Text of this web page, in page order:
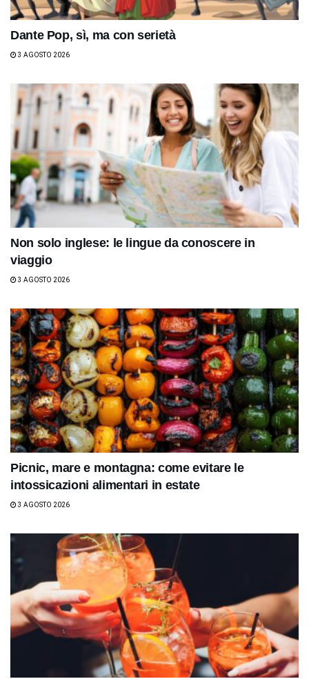
Dante Pop, sì, ma con serietà
3 AGOSTO 2026
Non solo inglese: le lingue da conoscere in
viaggio
3 AGOSTO 2026
Picnic, mare e montagna: come evitare le
intossicazioni alimentari in estate
3 AGOSTO 2026